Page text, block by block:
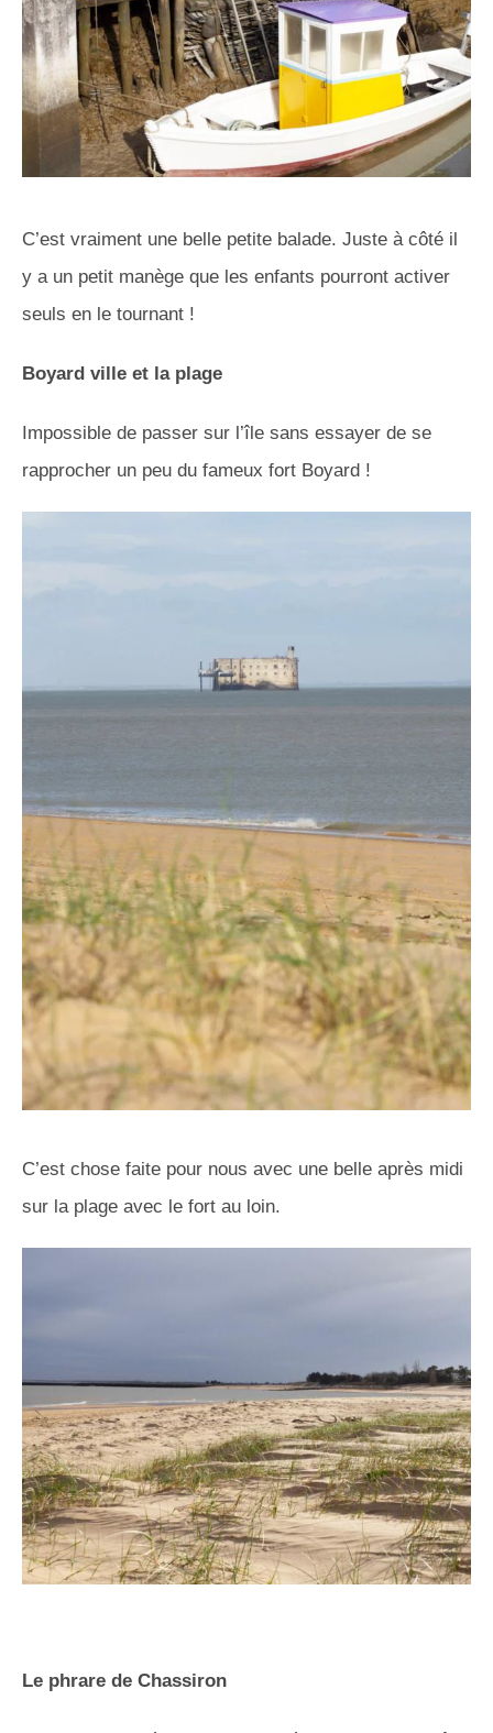
C’est vraiment une belle petite balade. Juste à côté il
y a un petit manège que les enfants pourront activer
seuls en le tournant !
Boyard ville et la plage
Impossible de passer sur l’île sans essayer de se
rapprocher un peu du fameux fort Boyard !
C’est chose faite pour nous avec une belle après midi
sur la plage avec le fort au loin.
Le phrare de Chassiron